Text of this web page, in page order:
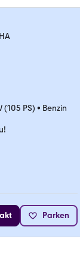
(105 PS) • Benzin
Parken